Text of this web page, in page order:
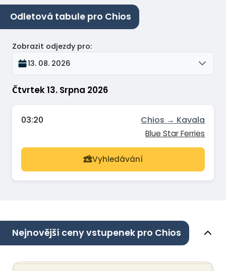
Odletová tabule pro Chios
Čtvrtek 13. Srpna 2026
Zobrazit odjezdy pro:
13. 08. 2026
03:20 Chios → Kavala
Blue Star Ferries
Vyhledávání
Nejnovější ceny vstupenek pro Chios